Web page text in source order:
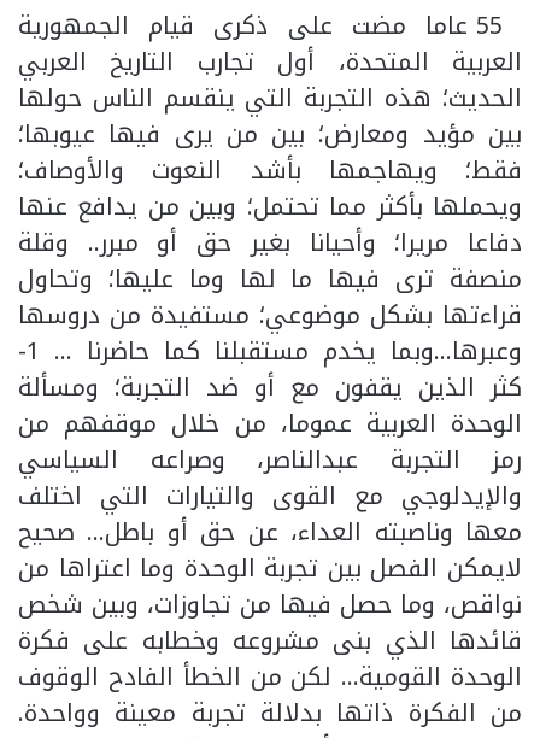
55 عاما مضت على ذكرى قيام الجمهورية
العربية المتحدة، أول تجارب التاريخ العربي
الحديث؛ هذه التجربة التي ينقسم الناس حولها
بين مؤيد ومعارض؛ بين من يرى فيها عيوبها؛
فقط؛ ويهاجمها بأشد النعوت والأوصاف؛
ويحملها بأكثر مما تحتمل؛ وبين من يدافع عنها
دفاعا مريرا؛ وأحيانا بغير حق أو مبرر.. وقلة
منصفة ترى فيها ما لها وما عليها؛ وتحاول
قراءتها بشكل موضوعي؛ مستفيدة من دروسها
وعبرها…وبما يخدم مستقبلنا كما حاضرنا … 1-
كثر الذين يقفون مع أو ضد التجربة؛ ومسألة
الوحدة العربية عموما، من خلال موقفهم من
رمز التجربة عبدالناصر، وصراعه السياسي
والإيدلوجي مع القوى والتيارات التي اختلف
معها وناصبته العداء، عن حق أو باطل… صحيح
لايمكن الفصل بين تجربة الوحدة وما اعتراها من
نواقص، وما حصل فيها من تجاوزات، وبين شخص
قائدها الذي بنى مشروعه وخطابه على فكرة
الوحدة القومية… لكن من الخطأ الفادح الوقوف
من الفكرة ذاتها بدلالة تجربة معينة وواحدة.